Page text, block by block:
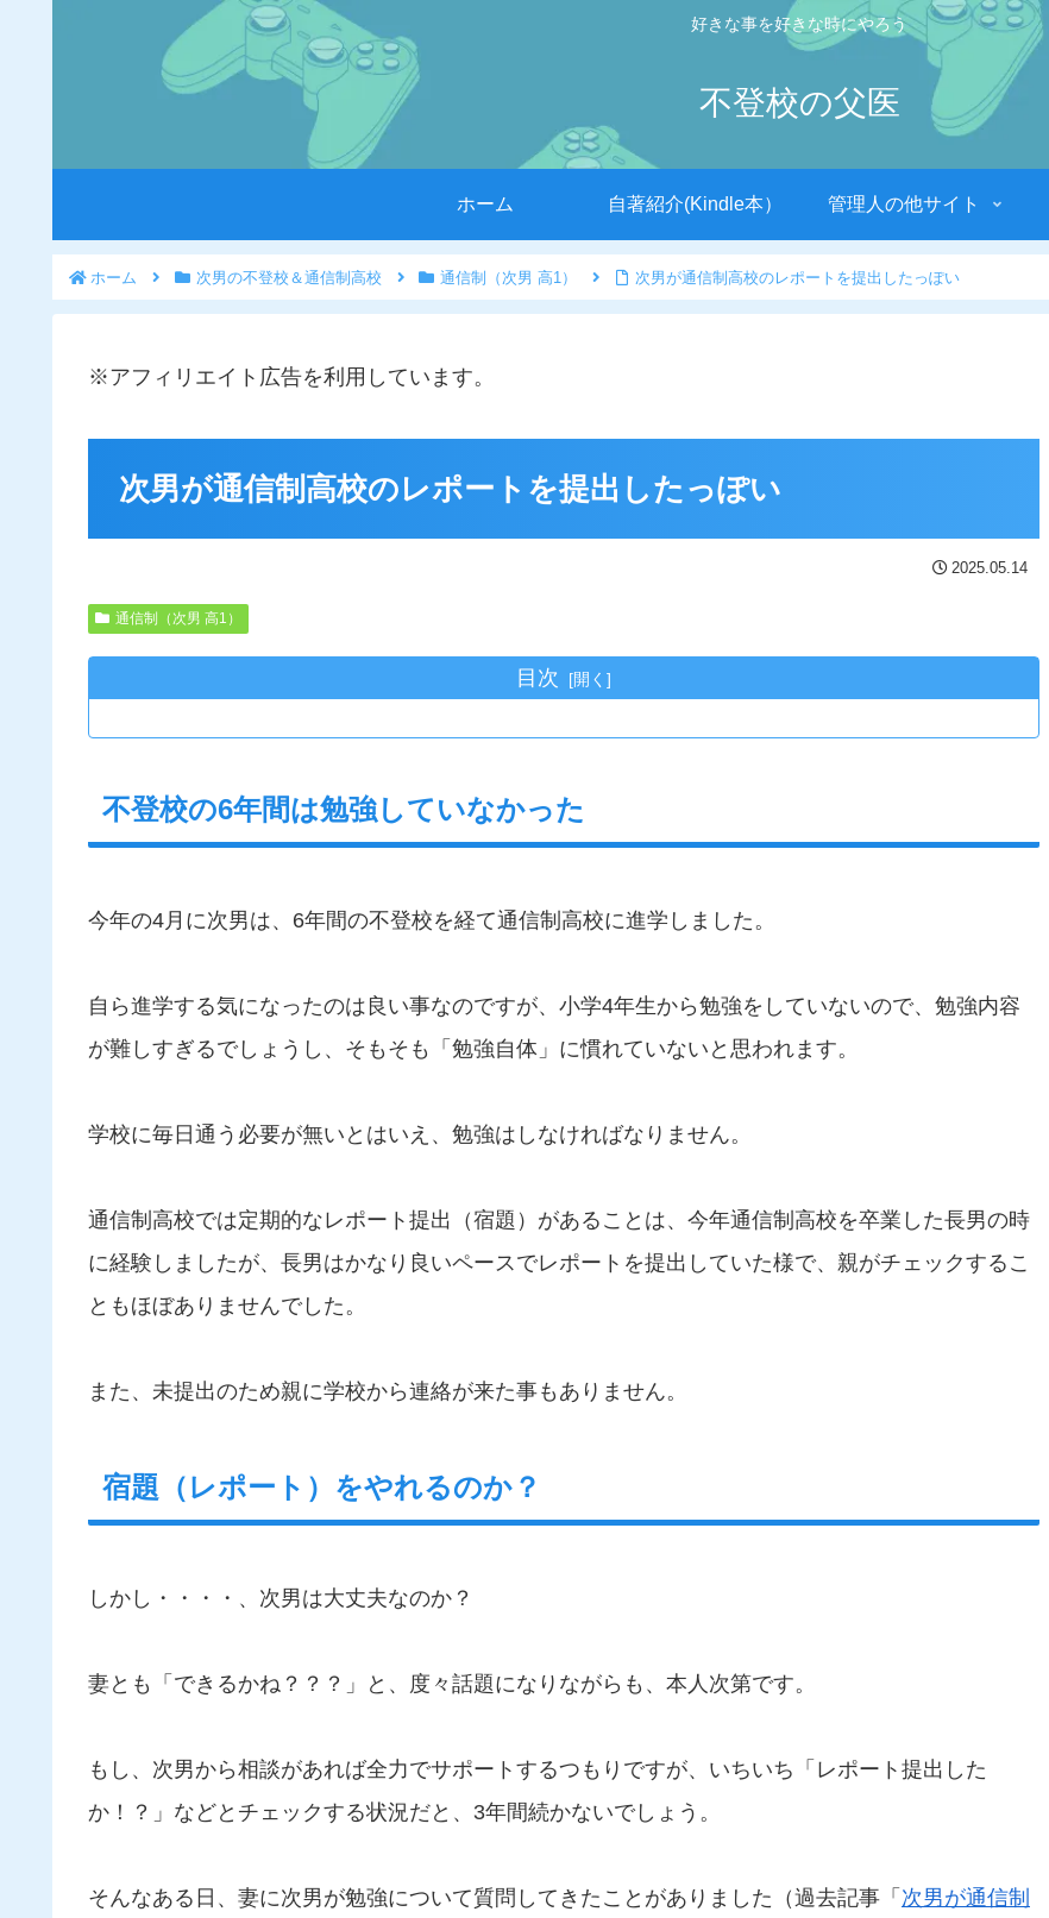
好きな事を好きな時にやろう
不登校の父医
ホーム 自著紹介(Kindle本） 管理人の他サイト
ホーム 次男の不登校＆通信制高校 通信制（次男 高1） 次男が通信制高校のレポートを提出したっぽい
※アフィリエイト広告を利用しています。
次男が通信制高校のレポートを提出したっぽい
2025.05.14
通信制（次男 高1）
目次
不登校の6年間は勉強していなかった
今年の4月に次男は、6年間の不登校を経て通信制高校に進学しました。
自ら進学する気になったのは良い事なのですが、小学4年生から勉強をしていないので、勉強内容
が難しすぎるでしょうし、そもそも「勉強自体」に慣れていないと思われます。
学校に毎日通う必要が無いとはいえ、勉強はしなければなりません。
通信制高校では定期的なレポート提出（宿題）があることは、今年通信制高校を卒業した長男の時
に経験しましたが、長男はかなり良いペースでレポートを提出していた様で、親がチェックするこ
ともほぼありませんでした。
また、未提出のため親に学校から連絡が来た事もありません。
宿題（レポート）をやれるのか？
しかし・・・・、次男は大丈夫なのか？
妻とも「できるかね？？？」と、度々話題になりながらも、本人次第です。
もし、次男から相談があれば全力でサポートするつもりですが、いちいち「レポート提出した
か！？」などとチェックする状況だと、3年間続かないでしょう。
そんなある日、妻に次男が勉強について質問してきたことがありました（過去記事「 次男が通信制